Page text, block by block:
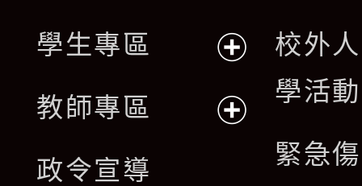
單
選
單
學生專區
開
教師專區
政令宣導
校外
學活
緊急